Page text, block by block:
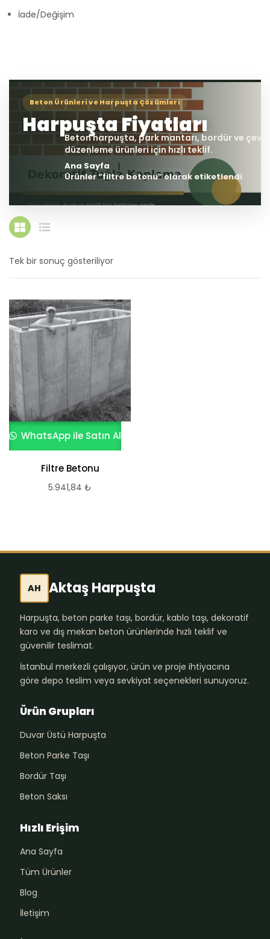
İade/Değişim
Ana Sayfa
Ürünler “filtre betonu” olarak etiketlendi
Tek bir sonuç gösteriliyor
WhatsApp ile Satın Al
Filtre Betonu
5.941,84 ₺
AH Aktaş Harpuşta
Harpuşta, beton parke taşı, bordür, kablo taşı, dekoratif
karo ve dış mekan beton ürünlerinde hızlı teklif ve
güvenilir teslimat.
İstanbul merkezli çalışıyor, ürün ve proje ihtiyacına
göre depo teslim veya sevkiyat seçenekleri sunuyoruz.
Ürün Grupları
Duvar Üstü Harpuşta
Beton Parke Taşı
Bordür Taşı
Beton Saksı
Hızlı Erişim
Ana Sayfa
Tüm Ürünler
Blog
İletişim